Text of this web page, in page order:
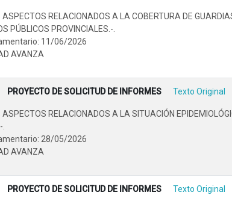
RELACIONADOS A LA COBERTURA DE
PÚBLICOS PROVINCIALES.-.
11/06/2026
AVANZA
PROYECTO DE SOLICITUD DE INFORMES Texto Original
RELACIONADOS A LA SITUACIÓN
.
28/05/2026
AVANZA
PROYECTO DE SOLICITUD DE INFORMES Texto Original